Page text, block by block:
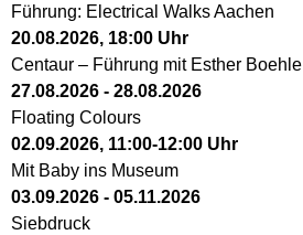
Führung: Electrical Walks Aachen
20.08.2026, 18:00 Uhr
Centaur – Führung mit Esther Boehle
27.08.2026 - 28.08.2026
Floating Colours
02.09.2026, 11:00-12:00 Uhr
Mit Baby ins Museum
03.09.2026 - 05.11.2026
Siebdruck